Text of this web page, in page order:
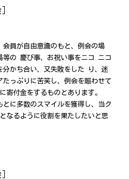
会員が自由意識のも と、例会の場
等の 慶び事、 お祝い事をニコ ニコ
分かち合い、 又失敗をした り 、迷
たっぷり に苦笑し 、例会を賑わせて
寄付金をするものとあり ます。
とに 多数のス マイルを獲得し 、 当 ク
なるように役割 を果たしたいと思